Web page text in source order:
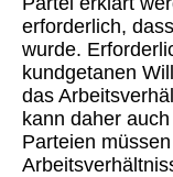
erforderlich,
wurde.
kundgetanen
das
kann daher
Parteien